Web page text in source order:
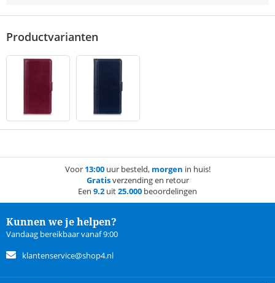
Productvarianten
Voor 13:00uur besteld, morgen in huis!
Gratisverzending en retour
Een 9.2 uit25.000 beoordelingen
Kunnen we je helpen?
Vandaag bereikbaar vanaf 9:00
klantenservice@shop4.nl